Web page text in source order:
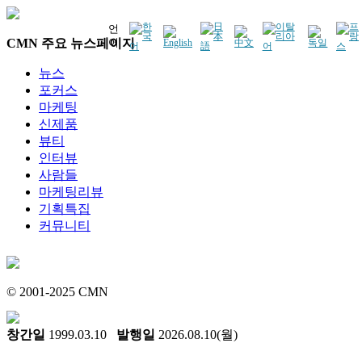
언
어
CMN 주요 뉴스페이지
뉴스
포커스
마케팅
신제품
뷰티
인터뷰
사람들
마케팅리뷰
기획특집
커뮤니티
© 2001-2025 CMN
창간일 1999.03.10 발행일 2026.08.10(월)